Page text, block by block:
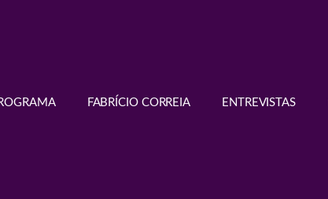
FABRÍCIO CORREIA ENTREVISTAS